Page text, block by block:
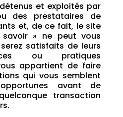
et exploités par
des prestataires de
et, de ce fait, le site
» ne peut vous
satisfaits de leurs
ou pratiques
appartient de faire
qui vous semblent
avant de
transaction